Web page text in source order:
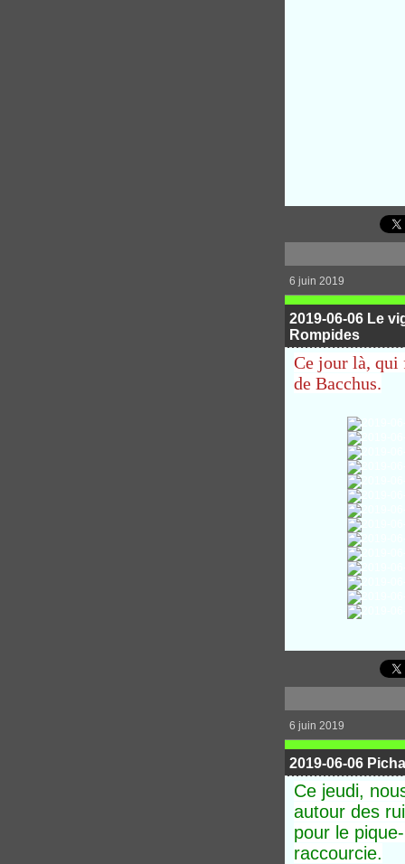
6 juin 2019
2019-06-06 Le
Rompides
Ce jour là, qui
de Bacchus.
6 juin 2019
2019-06-06
Ce jeudi,
autour des
pour le
raccourcie.